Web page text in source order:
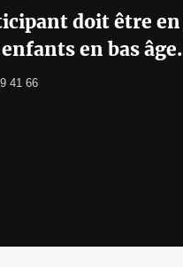
doit être
en bas âge.
41 66